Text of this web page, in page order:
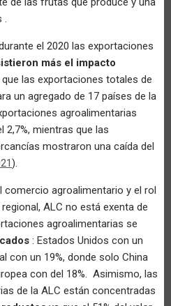
.
el 2020 las exportaciones
más el impacto
que las exportaciones totales de
un agregado de 17 países de la
agroalimentarias
mientras que las
mostraron una caída del
).
comercio agroalimentario y el rol
ALC no está exenta de
agroalimentarias se
: Estados Unidos con un
con un 19%, donde solo China
con del 18%. Asimismo, las
de la ALC están concentradas